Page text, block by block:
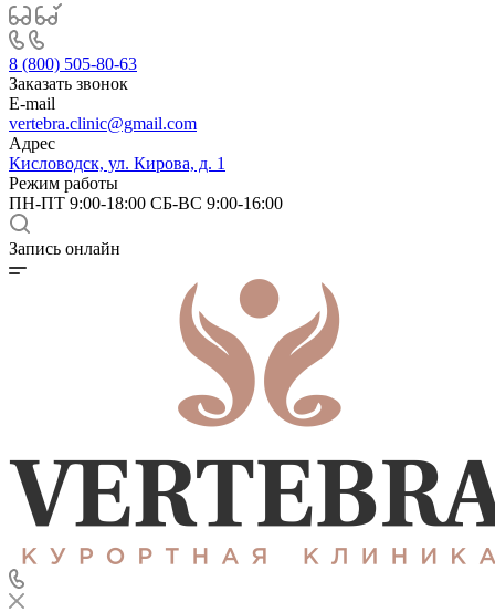
8 (800) 505-80-63
Заказать звонок
E-mail
vertebra.clinic@gmail.com
Адрес
Кисловодск, ул. Кирова, д. 1
Режим работы
ПН-ПТ 9:00-18:00 СБ-ВС 9:00-16:00
Запись онлайн